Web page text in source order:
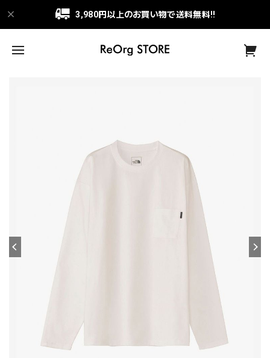
3,980円以上のお買い物で送料無料!!